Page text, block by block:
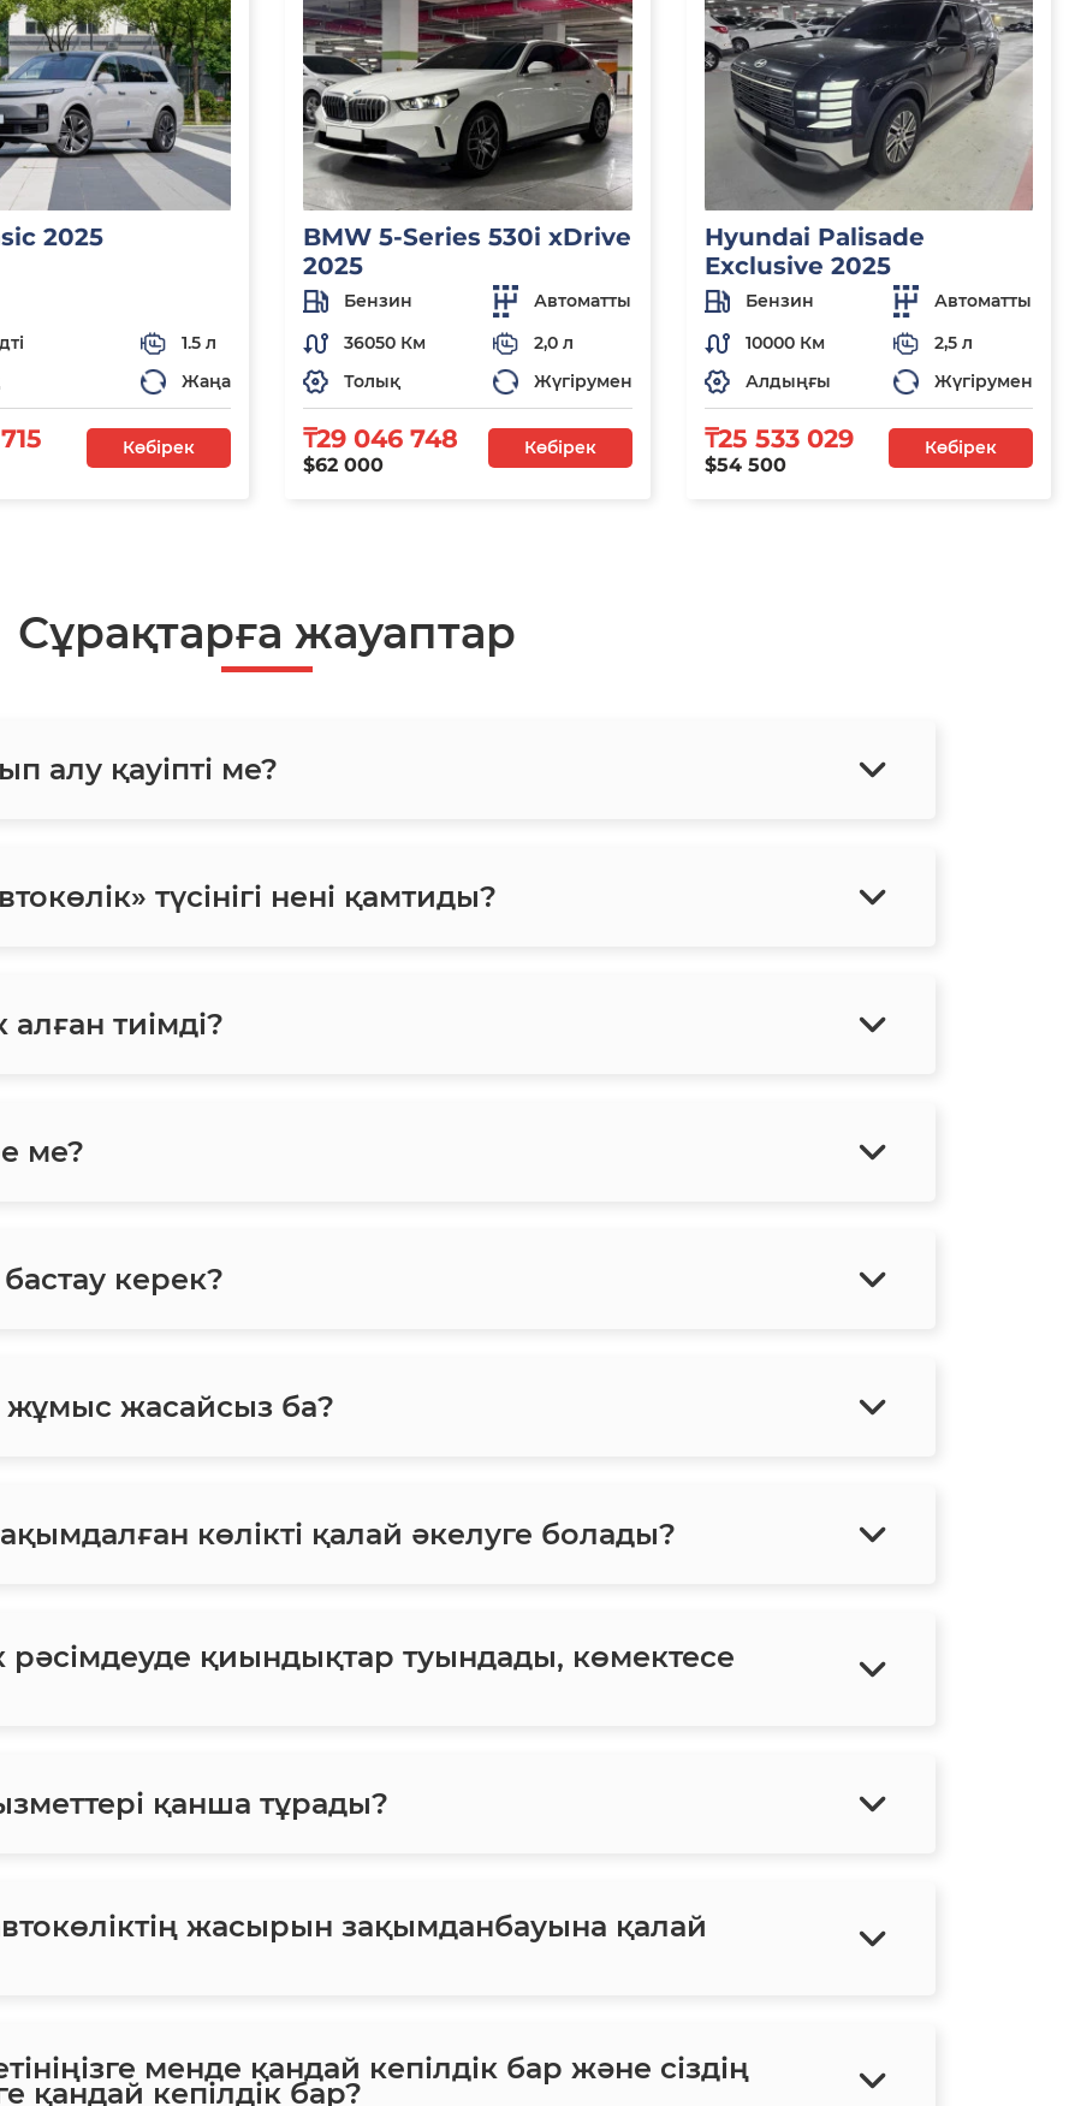
2025
1.5 л
Жаңа
Көбірек
BMW 5-Series 530i xDrive
2025
Бензин
Автоматты
36050 Км
2,0 л
Толық
Жүгірумен
₸29 046 748
$62 000
Көбірек
Hyundai Palisade
Exclusive 2025
Бензин
Автоматты
10000 Км
2,5 л
Алдыңғы
Жүгірумен
₸25 533 029
$54 500
Көбірек
Сұрақтарға жауаптар
алу қауіпті ме?
түсінігі нені қамтиды?
тиімді?
ме?
керек?
жұмыс жасайсыз ба?
көлікті қалай әкелуге болады?
рәсімдеуде қиындықтар туындады, көмектесе
қанша тұрады?
жасырын зақымданбауына қалай
менде қандай кепілдік бар және сіздің
қандай кепілдік бар?